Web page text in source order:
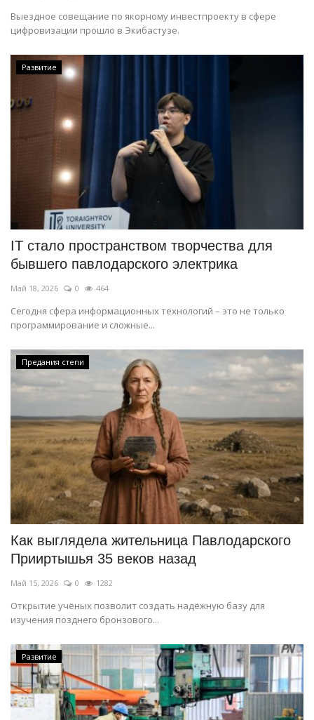
Выездное совещание по якорному инвестпроекту в сфере
цифровизации прошло в Экибастузе.
Развитие
IT стало пространством творчества для
бывшего павлодарского электрика
Май 18, 2026 0 464
Сегодня сфера информационных технологий – это не только
программирование и сложные...
Предания степи
Как выглядела жительница Павлодарского
Прииртышья 35 веков назад
Май 15, 2026 0 1282
Открытие учёных позволит создать надёжную базу для
изучения позднего бронзового...
Развитие